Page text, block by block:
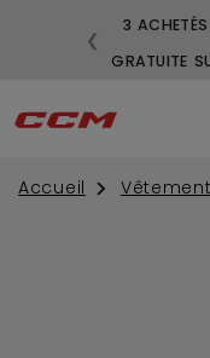
3
GRATUITE
❮
Accueil